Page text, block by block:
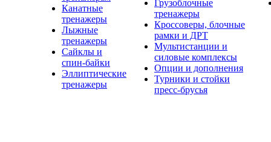
Канатные
тренажеры
Лыжные
тренажеры
Сайклы и
спин-байки
Эллиптические
тренажеры
Грузоблочные
тренажеры
Кроссоверы, блочные
рамки и ДРТ
Мультистанции и
силовые комплексы
Опции и дополнения
Турники и стойки
пресс-брусья